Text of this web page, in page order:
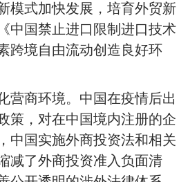
模式加快发展，培育外贸新
中国禁止进口限制进口技术
跨境自由流动创造良好环
营商环境。中国在疫情后出
策，对在中国境内注册的企
中国实施外商投资法和相关
减了外商投资准入负面清